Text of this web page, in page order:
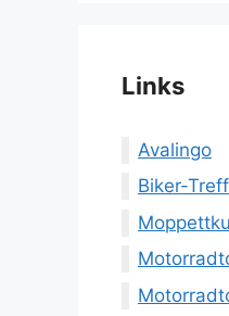
Links
Avalingo
Biker-Treff